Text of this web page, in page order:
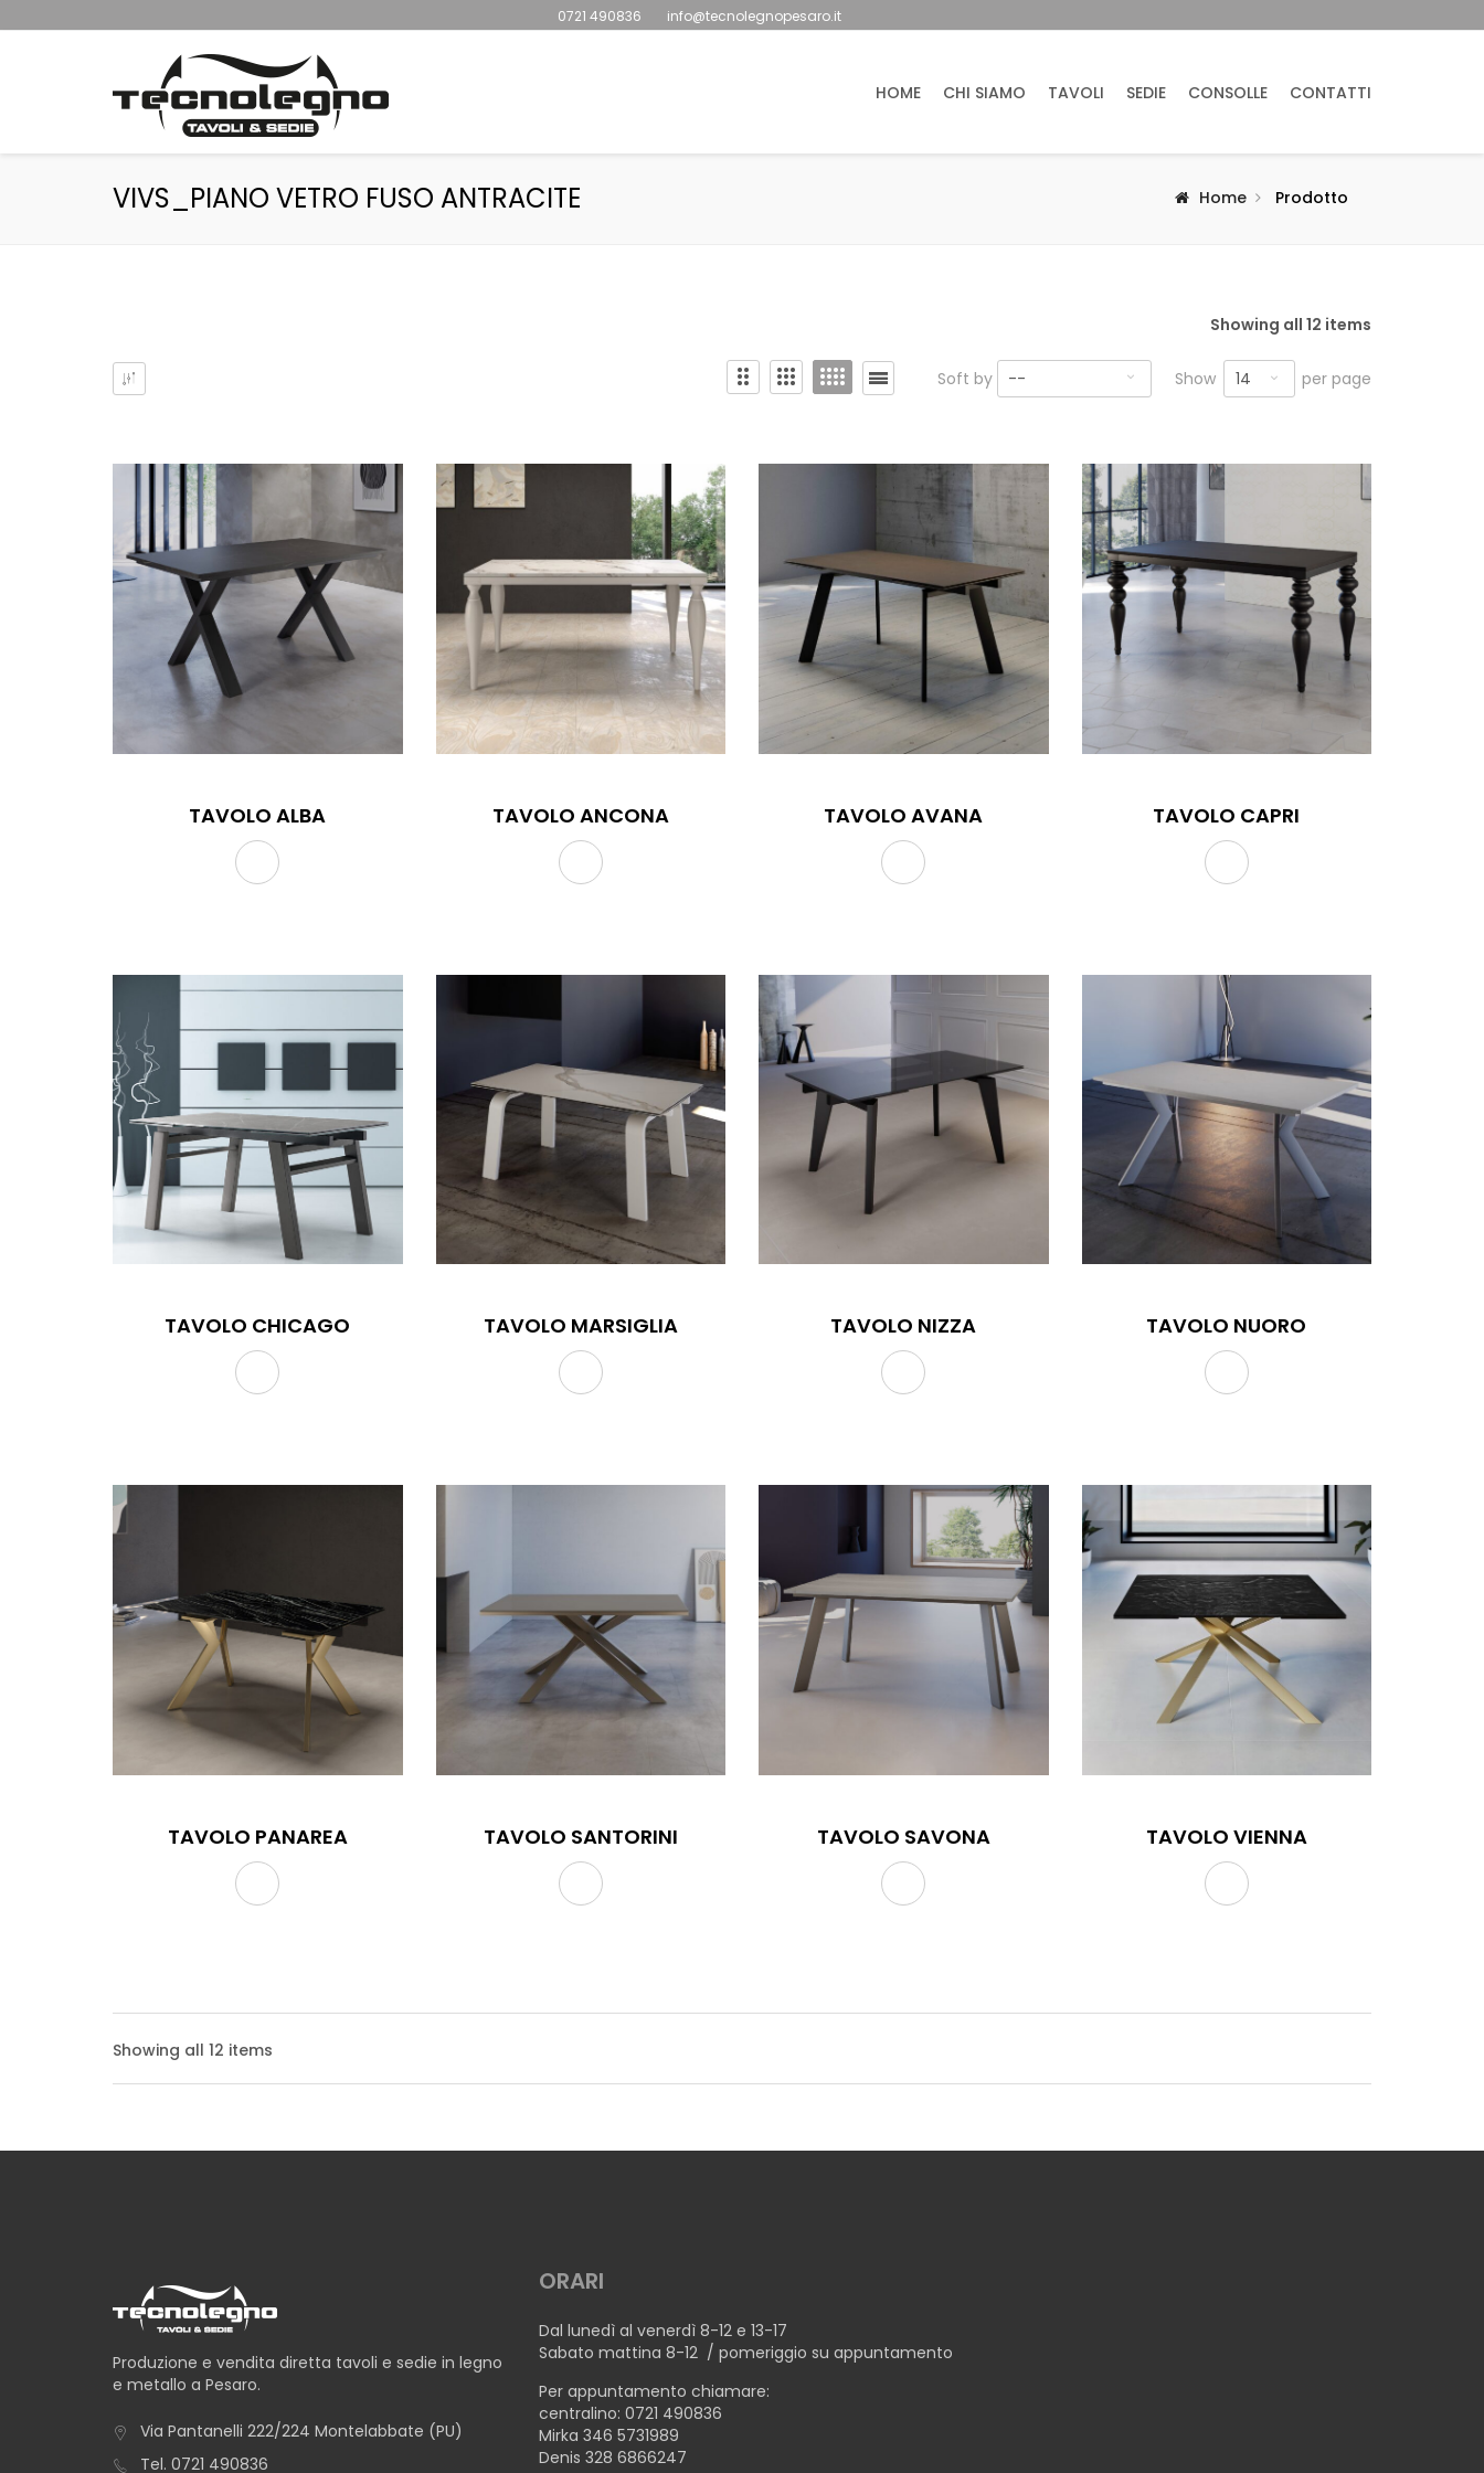
0721 490836 info@tecnolegnopesaro.it
HOME CHI SIAMO TAVOLI SEDIE CONSOLLE CONTATTI
VIVS_PIANO VETRO FUSO ANTRACITE Home Prodotto
Showing all 12 items
Soft by -- Show 14 per page
TAVOLO ALBA TAVOLO ANCONA TAVOLO AVANA TAVOLO CAPRI
TAVOLO CHICAGO TAVOLO MARSIGLIA TAVOLO NIZZA TAVOLO NUORO
TAVOLO PANAREA TAVOLO SANTORINI TAVOLO SAVONA TAVOLO VIENNA
Showing all 12 items
Produzione e vendita diretta tavoli e sedie in legno
e metallo a Pesaro.
Via Pantanelli 222/224 Montelabbate (PU)
Tel. 0721 490836
ORARI
Dal lunedì al venerdì 8-12 e 13-17
Sabato mattina 8-12 / pomeriggio su appuntamento
Per appuntamento chiamare:
centralino: 0721 490836
Mirka 346 5731989
Denis 328 6866247